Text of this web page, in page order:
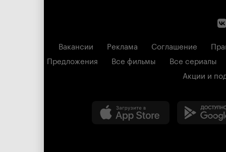
Вакансии Реклама Соглашение
Предложения
Все фильмы
Все сериалы
Акции и